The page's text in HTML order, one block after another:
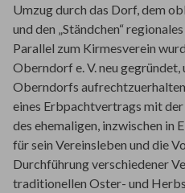
Umzug durch das Dorf, dem
und den „Ständchen“
Parallel zum Kirmesverein
Oberndorf e. V. neu
Oberndorfs
eines Erbpachtvertrags mit
des ehemaligen, inzwischen in
für sein Vereinsleben und die
Durchführung verschiedener
traditionellen Oster- und